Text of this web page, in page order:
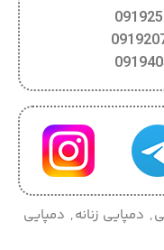
, دمپایی زنانه, دمپایی